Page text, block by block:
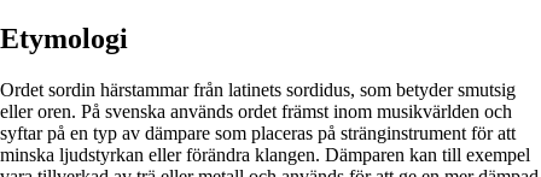
Etymologi
Ordet sordin härstammar från latinets sordidus, som betyder smutsig
eller oren. På svenska används ordet främst inom musikvärlden och
syftar på en typ av dämpare som placeras på stränginstrument för att
minska ljudstyrkan eller förändra klangen. Dämparen kan till exempel